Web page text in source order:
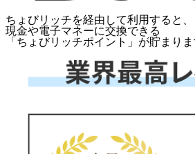
ちょびリッチを経由して利用すると、
現金や電子マネーに交換できる
「 ちょびリッチポイント 」が貯まりま